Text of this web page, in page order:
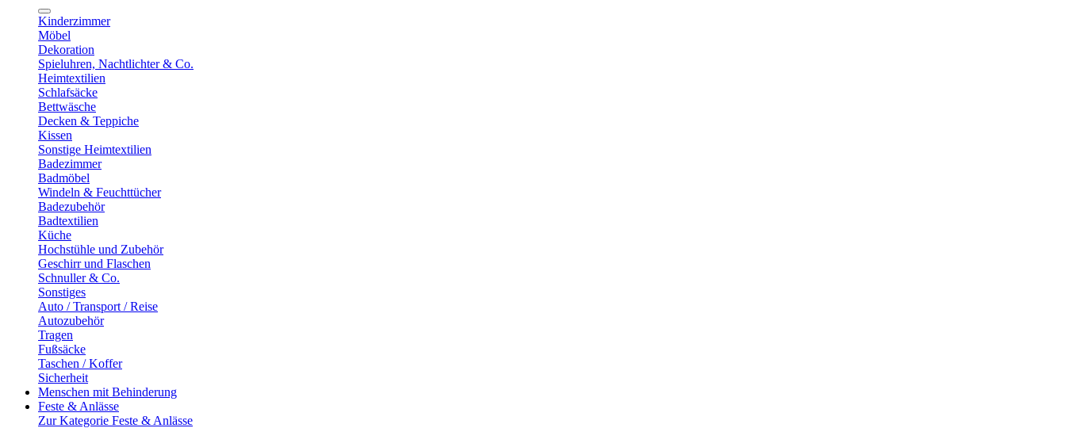
Kinderzimmer
Möbel
Dekoration
Spieluhren, Nachtlichter & Co.
Heimtextilien
Schlafsäcke
Bettwäsche
Decken & Teppiche
Kissen
Sonstige Heimtextilien
Badezimmer
Badmöbel
Windeln & Feuchttücher
Badezubehör
Badtextilien
Küche
Hochstühle und Zubehör
Geschirr und Flaschen
Schnuller & Co.
Sonstiges
Auto / Transport / Reise
Autozubehör
Tragen
Fußsäcke
Taschen / Koffer
Sicherheit
Menschen mit Behinderung
Feste & Anlässe
Zur Kategorie Feste & Anlässe